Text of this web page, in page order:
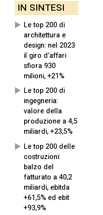
IN SINTESI
Le top 200 di
architettura e
design: nel 2023
il giro d’affari
sfiora 930
milioni, +21%
Le top 200 di
ingegneria:
valore della
produzione a 4,5
miliardi, +23,5%
Le top 200 delle
costruzioni:
balzo del
fatturato a 40,2
miliardi, ebitda
+61,5% ed ebit
+93,9%